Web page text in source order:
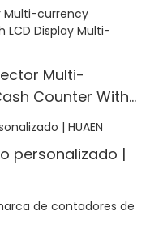
Multi-
Counter With
<000000>
personalizado |